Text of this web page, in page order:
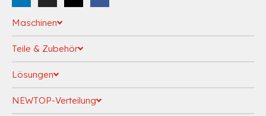
Maschinen
Teile & Zubehör
Lösungen
NEWTOP-Verteilung